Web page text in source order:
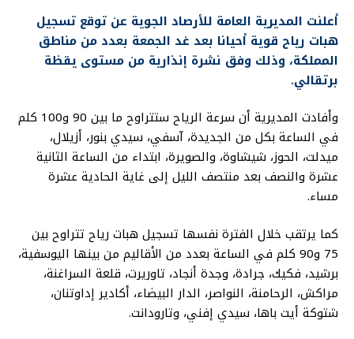
أعلنت المديرية العامة للأرصاد الجوية عن توقع تسجيل
هبات رياح قوية أحيانا بعد غد الجمعة بعدد من مناطق
المملكة، وذلك وفق نشرة إنذارية من مستوى يقظة
برتقالي.
وأفادت المديرية أن سرعة الرياح ستتراوح ما بين 90 و100 كلم
في الساعة بكل من الجديدة، آسفي، سيدي بنور، أزيلال،
ميدلت، الحوز، شيشاوة، والصويرة، ابتداء من الساعة الثانية
عشرة والنصف بعد منتصف الليل إلى غاية الحادية عشرة
مساء.
كما يرتقب خلال الفترة نفسها تسجيل هبات رياح تتراوح بين
75 و90 كلم في الساعة بعدد من الأقاليم من بينها اليوسفية،
برشيد، فكيك، جرادة، وجدة أنجاد، تاوريرت، قلعة السراغنة،
مراكش، الرحامنة، النواصر، الدار البيضاء، أكادير إداوتنان،
شتوكة أيت باها، سيدي إفني، وتارودانت.